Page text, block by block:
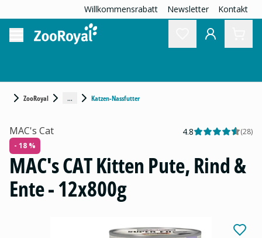
Willkommensrabatt Newsletter Kontakt
ZooRoyal ... Katzen-Nassfutter
MAC's Cat 4.8 (28)
- 18 %
MAC's CAT Kitten Pute, Rind &
Ente - 12x800g